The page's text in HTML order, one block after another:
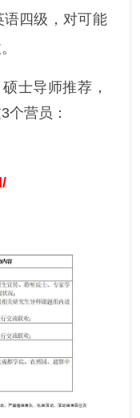
四级，对可能
士导师推荐，
个营员：